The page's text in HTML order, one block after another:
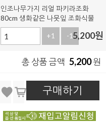
인조나무가지 리얼 파키라조화
80cm 생화같은 나뭇잎 조화식물
+1 -15,200원
총 상품 금액 5,200원
구매하기